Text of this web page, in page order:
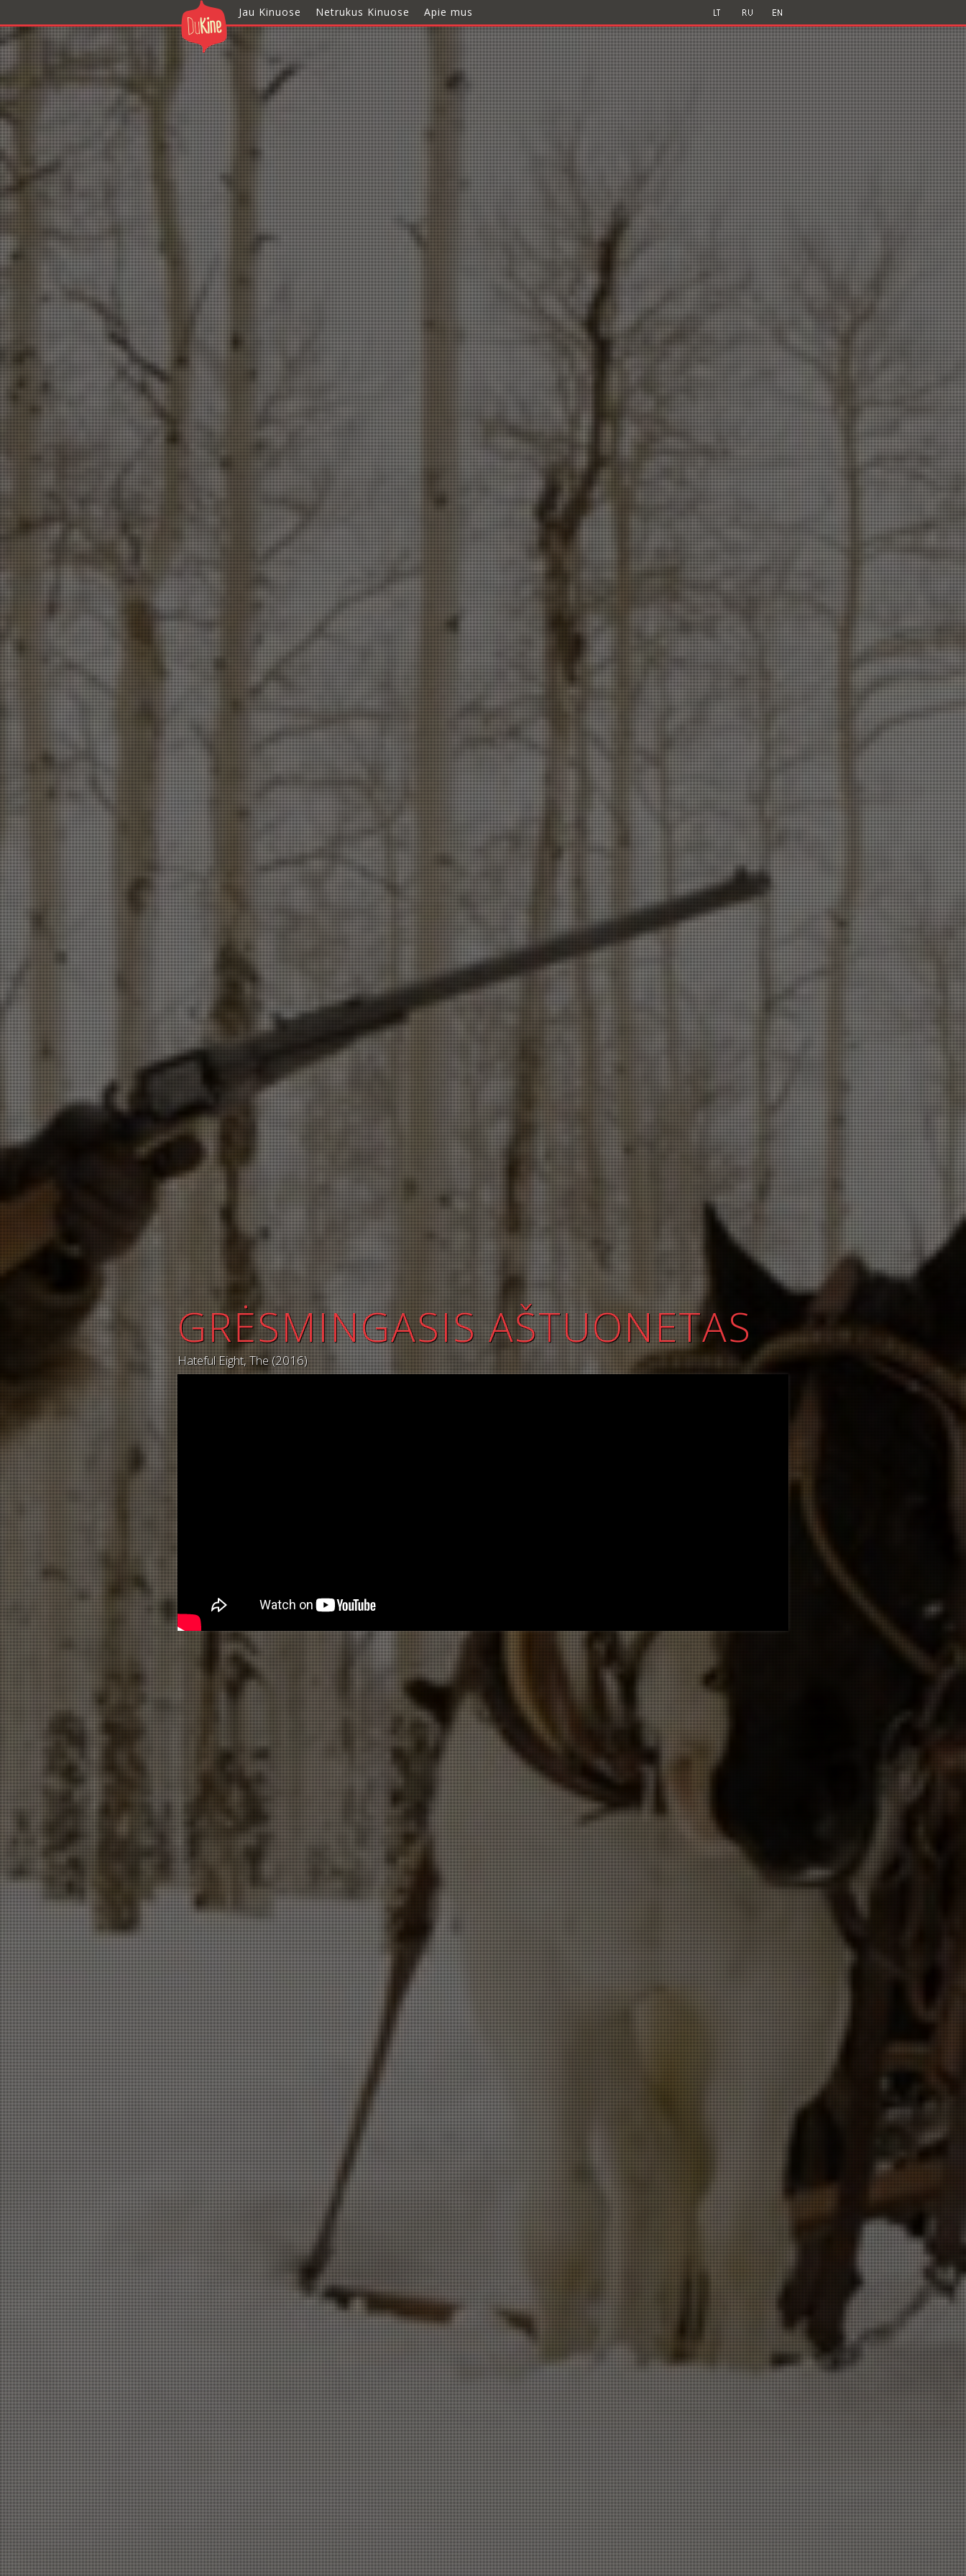
Jau Kinuose Netrukus Kinuose Apie mus
GRĖSMINGASIS AŠTUONETAS
Hateful Eight, The (2016)